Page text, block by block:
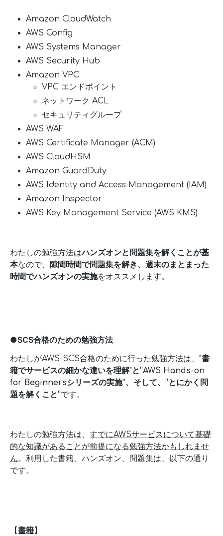
Amazon CloudWatch
AWS Config
AWS Systems Manager
AWS Security Hub
Amazon VPC
VPC エンドポイント
ネットワーク ACL
セキュリティグループ
AWS WAF
AWS Certificate Manager (ACM)
AWS CloudHSM
Amazon GuardDuty
AWS Identity and Access Management (IAM)
Amazon Inspector
AWS Key Management Service (AWS KMS)
わたしの勉強方法はハンズオンと問題集を解くことが基
本なので、
隙間時間で問題集を解き、週末のまとまった
時間でハンズオンの実施をオススメ します。
●SCS合格のための勉強方法
わたしがAWS-SCS合格のために行った勉強方法は、 "書
籍でサービスの細かな違いを理解"と“AWS Hands-on
for Beginnersシリーズの実施”、そして、“とにかく問
題を解くこと”です。
わたしの勉強方法は、 すでにAWSサービスについて基礎
的な知識があることが前提になる勉強方法かもしれませ
ん。利用した書籍、ハンズオン、問題集は、以下の通り
です。
【書籍】